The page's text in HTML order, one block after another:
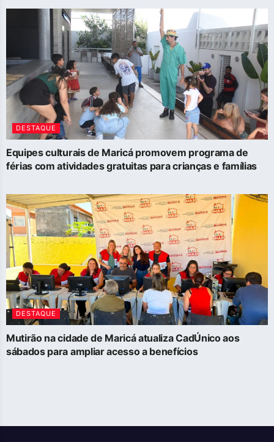
DESTAQUE
Equipes culturais de Maricá promovem programa de
férias com atividades gratuitas para crianças e famílias
DESTAQUE
Mutirão na cidade de Maricá atualiza CadÚnico aos
sábados para ampliar acesso a benefícios